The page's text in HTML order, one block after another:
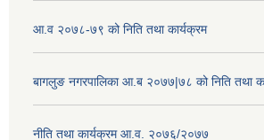
आ.व २०७८-७९ को निति तथा कार्यक्रम
बागलुङ नगरपालिका आ.ब २०७७|७८ को निति तथा
नीति तथा कार्यक्रम आ.व. २०७६/२०७७